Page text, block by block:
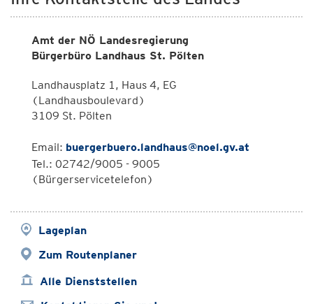
Amt der NÖ Landesregierung
Bürgerbüro Landhaus St. Pölten
Landhausplatz 1, Haus 4, EG
(Landhausboulevard)
3109 St. Pölten
Email: buergerbuero.landhaus@noel.gv.at
Tel.: 02742/9005 - 9005
(Bürgerservicetelefon)
Lageplan
Zum Routenplaner
Alle Dienststellen